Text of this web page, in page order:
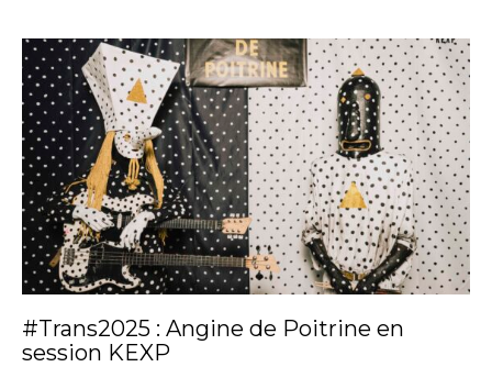
#Trans2025 : Angine de Poitrine en
session KEXP